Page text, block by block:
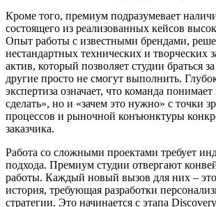
Кроме того, премиум подразумевает
состоящего из реализованных кейсов
Опыт работы с известными брендами,
нестандартных технических и творческих
актив, который позволяет студии браться
другие просто не смогут выполнить.
экспертиза означает, что команда понимает
сделать», но и «зачем это нужно» с точки
процессов и рыночной конъюнктуры
заказчика.
Работа со сложными проектами требует
подхода. Премиум студии отвергают
работы. Каждый новый вызов для них –
история, требующая разработки
стратегии. Это начинается с этапа